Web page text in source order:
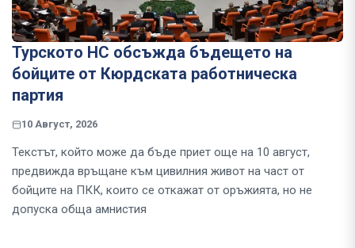
Турското НС обсъжда бъдещето на
бойците от Кюрдската работническа
партия
10 Август, 2026
Текстът, който може да бъде приет още на 10 август,
предвижда връщане към цивилния живот на част от
бойците на ПКК, които се откажат от оръжията, но не
допуска обща амнистия